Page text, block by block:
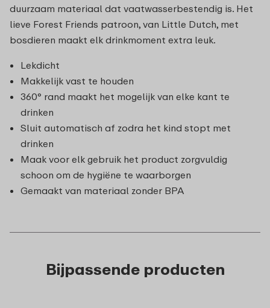
duurzaam materiaal dat vaatwasserbestendig is. Het
lieve Forest Friends patroon, van Little Dutch, met
bosdieren maakt elk drinkmoment extra leuk.
Lekdicht
Makkelijk vast te houden
360° rand maakt het mogelijk van elke kant te
drinken
Sluit automatisch af zodra het kind stopt met
drinken
Maak voor elk gebruik het product zorgvuldig
schoon om de hygiëne te waarborgen
Gemaakt van materiaal zonder BPA
Bijpassende producten